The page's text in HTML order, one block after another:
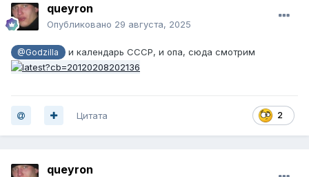
queyron
Опубликовано 29 августа, 2025
@Godzilla и календарь СССР, и опа, сюда смотрим
2
Цитата
queyron